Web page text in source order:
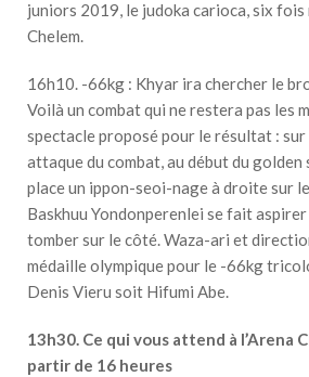
juniors 2019, le judoka carioca, six fois
Chelem.
16h10. -66kg : Khyar ira chercher le
Voilà un combat qui ne restera pas les
spectacle proposé pour le résultat :
attaque du combat, au début du
place un ippon-seoi-nage à droite sur
Baskhuu Yondonperenlei se fait
tomber sur le côté. Waza-ari et
médaille olympique pour le -66kg
Denis Vieru soit Hifumi Abe.
13h30. Ce qui vous attend à l’Arena
partir de 16 heures